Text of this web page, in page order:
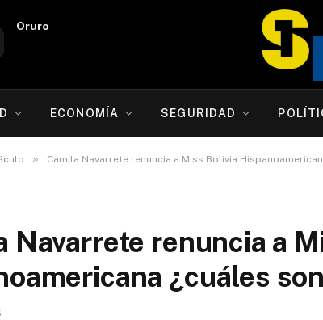
Potosí
ECONOMÍA SEGURIDAD
» Camila Navarrete renuncia a Miss Bolivia
Navarrete renuncia a
¿cuáles